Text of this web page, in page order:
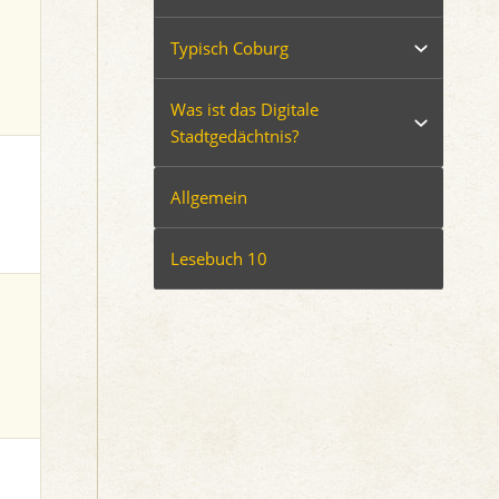
Typisch Coburg
Was ist das Digitale
Stadtgedächtnis?
Allgemein
Lesebuch 10